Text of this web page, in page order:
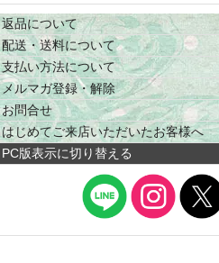
返品について
配送・送料について
支払い方法について
メルマガ登録・解除
お問合せ
はじめてご来店いただいたお客様へ
PC版表示に切り替える